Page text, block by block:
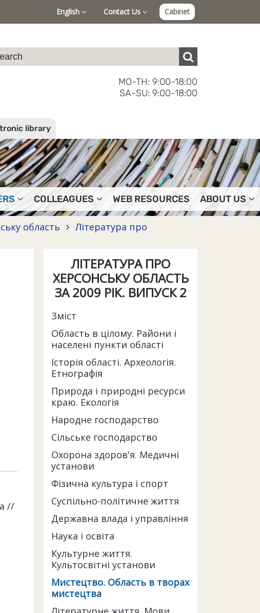
English Contact Us Cabinet
MO-TH: 9:00-18:00
SA-SU: 9:00-18:00
library
COLLEAGUES WEB RESOURCES ABOUT US
область
Література про
//
ЛІТЕРАТУРА ПРО
ХЕРСОНСЬКУ ОБЛАСТЬ
ЗА 2009 РІК. ВИПУСК 2
Зміст
Область в цілому. Райони і
населені пункти області
Історія області. Археологія.
Етнографія
Природа і природні ресурси
краю. Екологія
Народне господарство
Сільське господарство
Охорона здоров'я. Медичні
установи
Фізична культура і спорт
Суспільно-політичне життя
Державна влада і управління
Наука і освіта
Культурне життя.
Культосвітні установи
Мистецтво. Область в творах
мистецтва